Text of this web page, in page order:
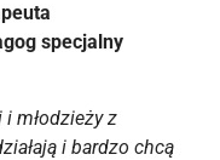
specjalny
młodzieży z
i bardzo chcą